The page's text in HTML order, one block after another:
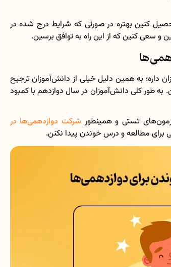
کنین بهتره در صورتی که شرایط درج شده در
و سعی کنین که از این راه به توافق برسین.
داره؛ به همین دلیل خیلی از دانش‌آموزان ترجیح
طور کلی دانش‌آموزان در سال دوازدهم با کمبود
تستی و همینطور شرکت دوازدهمی‌ها در
مطالعه و درس خوندن پیدا نکنن.